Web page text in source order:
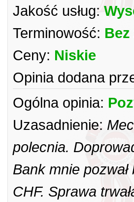
Jakość usług:
Terminowość:
Ceny: Niskie
Opinia dodana
Ogólna opinia:
Uzasadnienie:
polecnia.
Bank mnie
CHF. Sprawa